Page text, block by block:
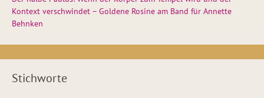
Kontext verschwindet – Goldene Rosine am Band für Annette
Behnken
Stichworte